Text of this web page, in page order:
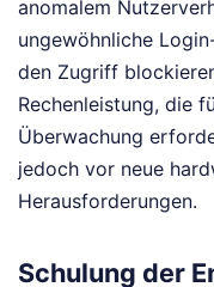
anomalem
ungewöhnliche
den Zugriff
Rechenleistung, die
Überwachung
jedoch vor neue
Herausforderungen.
Schulung der